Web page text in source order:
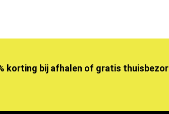
korting bij afhalen of gratis